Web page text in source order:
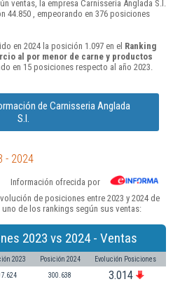
ventas, la empresa Carnisseria Anglada S.l.
44.850 , empeorando en 376 posiciones
en 2024 la posición 1.097 en el Ranking
al por menor de carne y productos
en 15 posiciones respecto al año 2023.
de Carnisseria Anglada
S.l.
- 2024
Información ofrecida por
de posiciones entre 2023 y 2024 de
de los rankings según sus ventas:
2023 vs 2024 - Ventas
2023 Posición 2024 Evolución Posiciones
300.638 3.014